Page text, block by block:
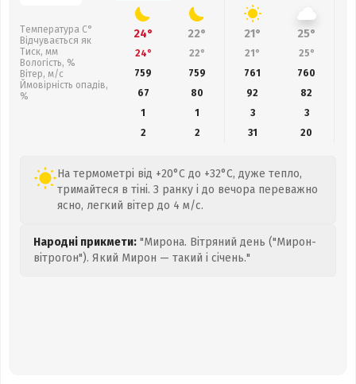
Температура С°
Відчувається як
Тиск, мм
Вологість, %
Вітер, м/с
Ймовірність опадів,
%
24° 22° 21° 25°
24° 22° 21° 25°
759
759 761 760
67
80 92 82
1
1 3
3
2
2 31 20
На термометрі від +20°C до +32°C, дуже тепло,
тримайтеся в тіні. З ранку і до вечора переважно
ясно, легкий вітер до 4 м/с.
Народні прикмети: "Мирона. Вітряний день ("Мирон-
вітрогон"). Який Мирон — такий і січень."